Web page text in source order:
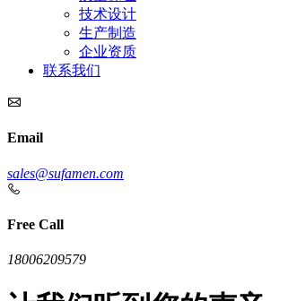
技术设计
生产制造
企业资质
联系我们
Email
sales@sufamen.com
Free Call
18006209579